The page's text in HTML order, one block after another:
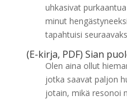
uhkasivat
minut
tapahtuisi
(E-kirja, PDF) Sian
Olen aina ollut
jotka saavat paljon
jotain, mikä resonoi